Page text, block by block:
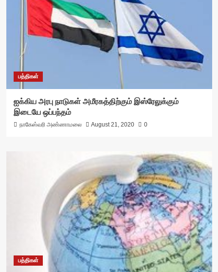
பத்திகள்
ஐக்கிய அரபு நாடுகள் அமீரகத்திற்கும் இஸ்ரேலுக்கும்
இடையே ஒப்பந்தம்
நாகேஸ்வரி அண்ணாமலை August 21, 2020 0
பத்திகள்